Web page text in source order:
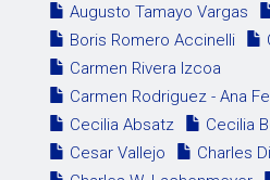
Augusto Tamayo Vargas
Boris Romero Accinelli
Carmen Rivera Izcoa
Carmen Rodriguez - Ana
Cecilia Absatz
Cecilia
Cesar Vallejo
Charles